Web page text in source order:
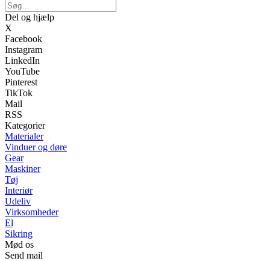
Del og hjælp
X
Facebook
Instagram
LinkedIn
YouTube
Pinterest
TikTok
Mail
RSS
Kategorier
Materialer
Vinduer og døre
Gear
Maskiner
Tøj
Interiør
Udeliv
Virksomheder
El
Sikring
Mød os
Send mail